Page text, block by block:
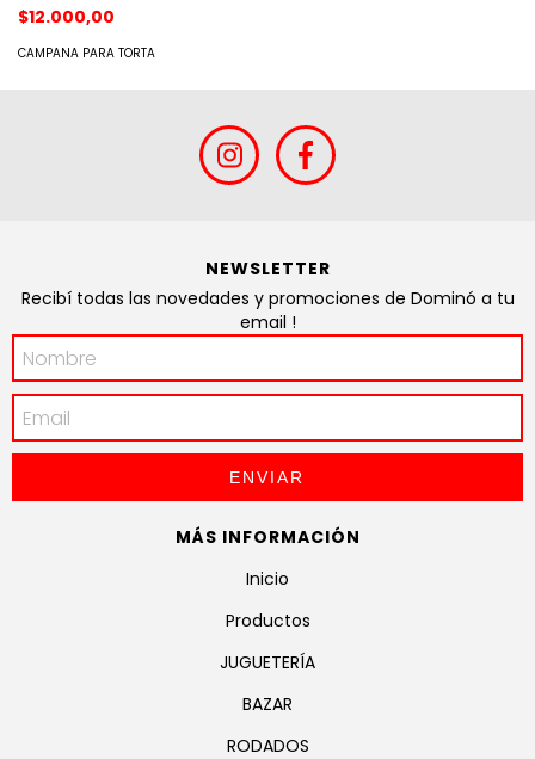
$12.000,00
CAMPANA PARA TORTA
NEWSLETTER
Recibí todas las novedades y promociones de Dominó a tu
email !
MÁS INFORMACIÓN
Inicio
Productos
JUGUETERÍA
BAZAR
RODADOS